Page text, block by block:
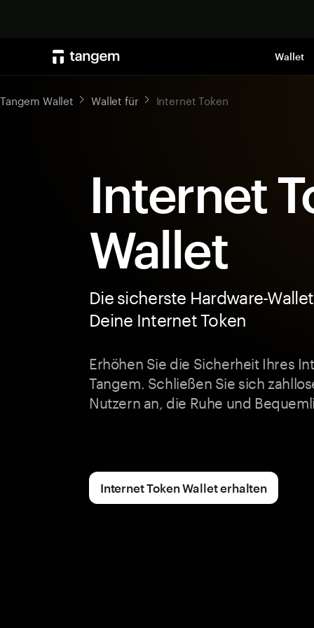
Wallet
Tangem Wallet Wallet für Internet Token
Internet
Wallet
Die sicherste Hardware-
Deine Internet Token
Erhöhen Sie die Sicherheit Ihres
Tangem. Schließen Sie sich
Nutzern an, die Ruhe und
Internet Token Wallet erhalten